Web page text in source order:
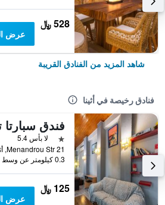
528 ﷼
عرض
شاهد المزيد من الفنادق القريبة
فنادق رخيصة في أثينا
فندق سبارتا
نجمة واحدة
لا بأس 5.4
0.3 كيلومتر عن وسط المدينة
125 ﷼
عرض